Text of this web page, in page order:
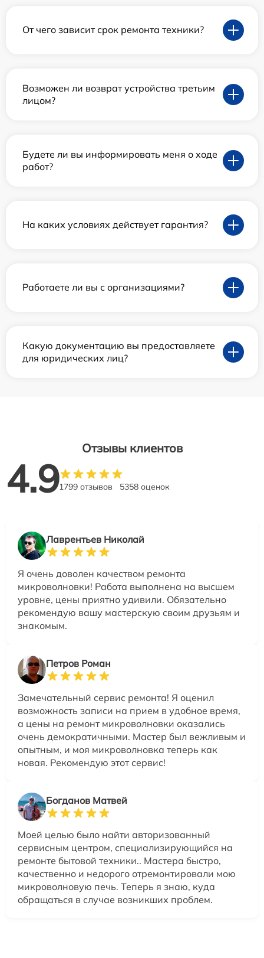
От чего зависит срок ремонта техники?
Возможен ли возврат устройства третьим
лицом?
Будете ли вы информировать меня о ходе
работ?
На каких условиях действует гарантия?
Работаете ли вы с организациями?
Какую документацию вы предоставляете
для юридических лиц?
Отзывы клиентов
4.91799 отзывов 5358 оценок
Лаврентьев Николай
Я очень доволен качеством ремонта
микроволновки! Работа выполнена на высшем
уровне, цены приятно удивили. Обязательно
рекомендую вашу мастерскую своим друзьям и
знакомым.
Петров Роман
Замечательный сервис ремонта! Я оценил
возможность записи на прием в удобное время,
а цены на ремонт микроволновки оказались
очень демократичными. Мастер был вежливым и
опытным, и моя микроволновка теперь как
новая. Рекомендую этот сервис!
Богданов Матвей
Моей целью было найти авторизованный
сервисным центром, специализирующийся на
ремонте бытовой техники.. Мастера быстро,
качественно и недорого отремонтировали мою
микроволновую печь. Теперь я знаю, куда
обращаться в случае возникших проблем.